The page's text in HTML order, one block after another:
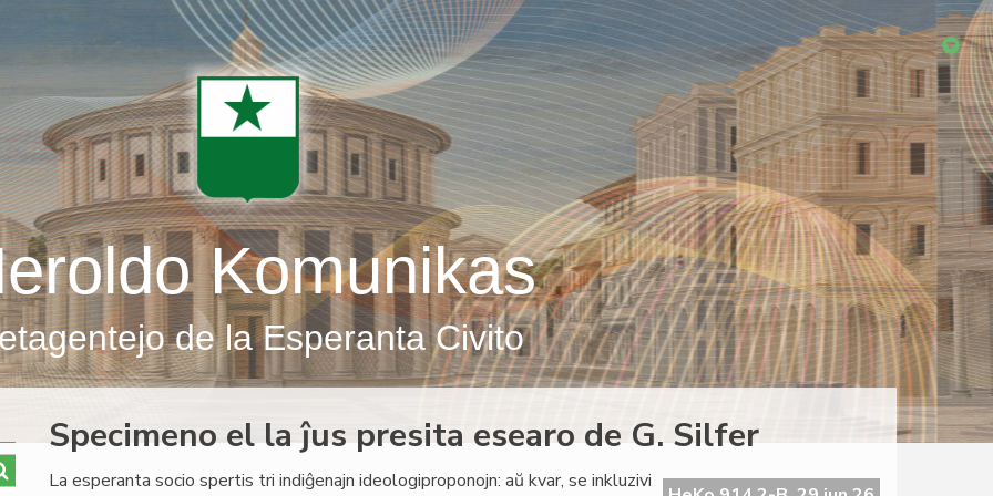
Komunikas
de la Esperanta Civito
Specimeno el la ĵus presita esearo de G. Silfer
La esperanta socio spertis tri indiĝenajn ideologiproponojn: aŭ kvar, se inkluzivi